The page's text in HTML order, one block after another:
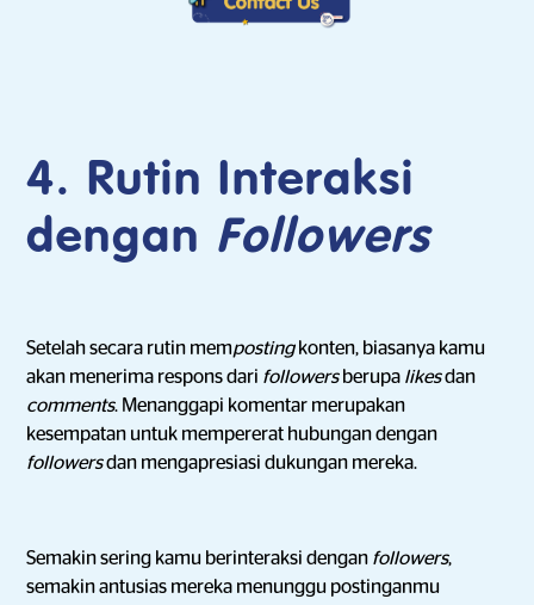
4. Rutin Interaksi
dengan Followers
Setelah secara rutin mempostingkonten, biasanya kamu
akan menerima respons dari followers berupa likesdan
comments. Menanggapi komentar merupakan
kesempatan untuk mempererat hubungan dengan
followersdan mengapresiasi dukungan mereka.
Semakin sering kamu berinteraksi dengan followers,
semakin antusias mereka menunggu postinganmu